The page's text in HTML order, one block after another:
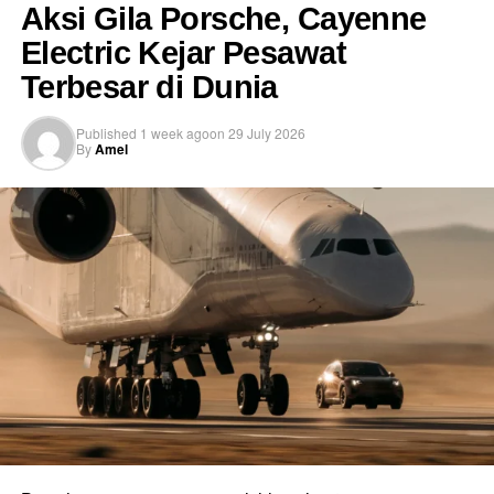
ukurannya cukup besar.
Tinggal parkir, colok perangkat, lalu listrik siap digunakan.
Bisa Jadi Penyelamat Saat
Listrik Padam
Aksi Gila Porsche, Cayenne
Electric Kejar Pesawat
Terbesar di Dunia
Published 1 week agoon 29 July 2026
ByAmel